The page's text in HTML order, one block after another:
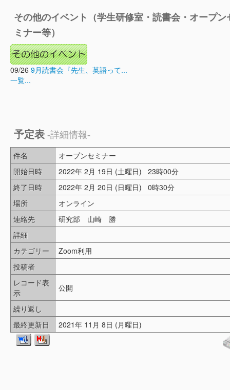
その他のイベント（学生研修室・読書会・オープン
ミナー等）
09/26 9月読書会『先生、英語って...
一覧...
予定表 -詳細情報-
件名
オープンセミナー
開始日時
2022年 2月 19日 (土曜日) 23時00分
終了日時
2022年 2月 20日 (日曜日) 0時30分
場所
オンライン
連絡先
研究部 山崎 勝
詳細
カテゴリー
Zoom利用
投稿者
レコード表
示
公開
繰り返し
最終更新日
2021年 11月 8日 (月曜日)